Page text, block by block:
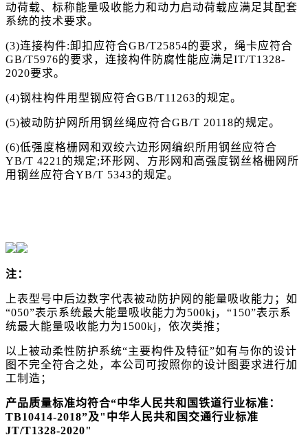
动荷载、标称能量吸收能力和动力启动荷载应满足其配套
系统的技术要求。
(3)连接构件:卸扣应符合GB/T25854的要求，绳卡应符合
GB/T5976的要求，连接构件防腐性能应满足IT/T1328-
2020要求。
(4)钢柱构件用型钢应符合GB/T11263的规定。
(5)被动防护网所用钢丝绳应符合GB/T 20118的规定。
(6)低强度格栅网和双绞六边形网编织所用钢丝应符合
YB/T 4221的规定;环形网、方形网和高强度钢丝格栅网所
用钢丝应符合YB/T 5343的规定。
注：
上表型号中后边数字代表被动防护网的能量吸收能力；如
“050”表示系统最大能量吸收能力为500kj，“150”表示系
统最大能量吸收能力为1500kj，依次类推；
以上被动柔性防护系统“主要构件及特征”如有与你的设计
图不完全符合之处，本公司可按照你的设计图要求进行加
工制造；
产品质量标准均符合“中华人民共和国铁道行业标准：
TB10414-2018”及"中华人民共和国交通行业标准
JT/T1328-2020"